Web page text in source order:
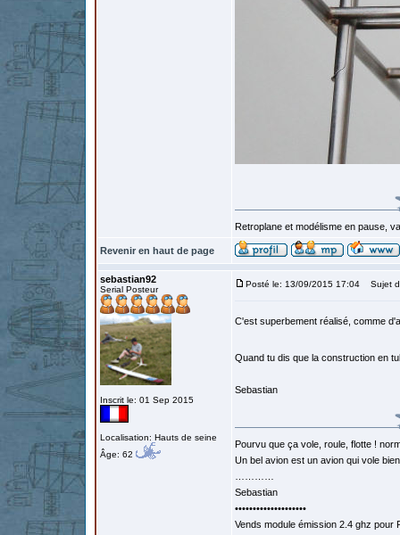
Retroplane et modélisme en pause,
Revenir en haut de page
sebastian92
Serial Posteur
Inscrit le: 01 Sep 2015
Localisation: Hauts de seine
Âge: 62
Posté le: 13/09/2015 17:04 Sujet
C'est superbement réalisé, comme
Quand tu dis que la construction en
Sebastian
Pourvu que ça vole, roule, flotte !
Un bel avion est un avion qui vole
Sebastian
••••••••••••••••••••
Vends module émission 2.4 ghz